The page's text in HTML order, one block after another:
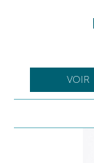
VOIR